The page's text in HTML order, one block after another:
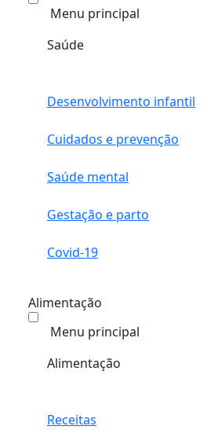
Menu principal
Saúde
Desenvolvimento infantil
Cuidados e prevenção
Saúde mental
Gestação e parto
Covid-19
Alimentação
Menu principal
Alimentação
Receitas